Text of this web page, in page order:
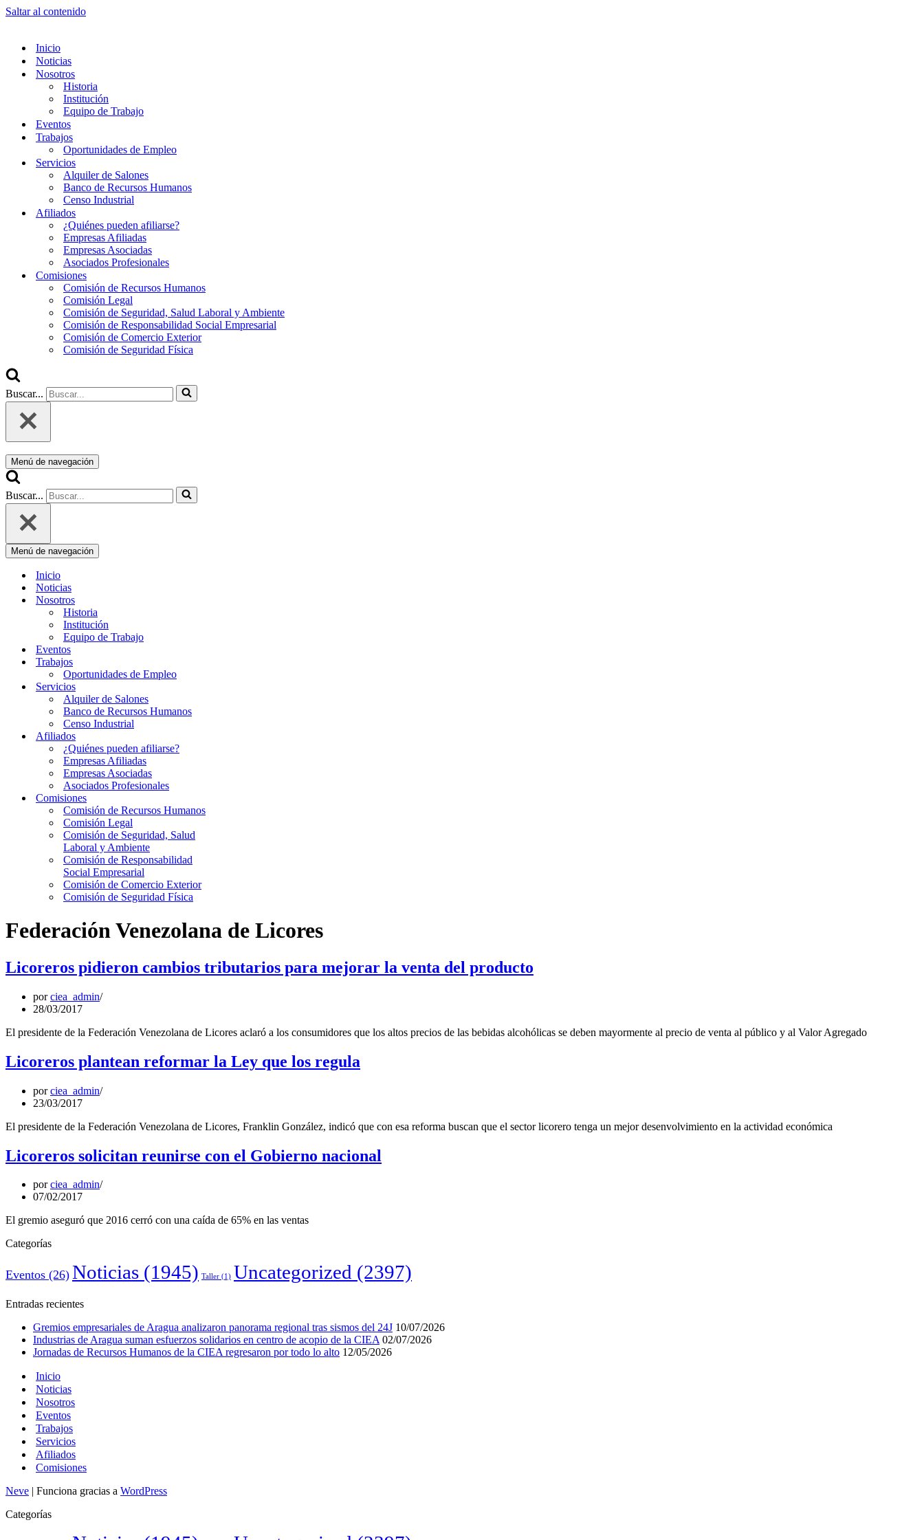
Saltar al contenido
Inicio
Noticias
Nosotros
Historia
Institución
Equipo de Trabajo
Eventos
Trabajos
Oportunidades de Empleo
Servicios
Alquiler de Salones
Banco de Recursos Humanos
Censo Industrial
Afiliados
¿Quiénes pueden afiliarse?
Empresas Afiliadas
Empresas Asociadas
Asociados Profesionales
Comisiones
Comisión de Recursos Humanos
Comisión Legal
Comisión de Seguridad, Salud Laboral y Ambiente
Comisión de Responsabilidad Social Empresarial
Comisión de Comercio Exterior
Comisión de Seguridad Física
Buscar...
Menú de navegación
Buscar...
Menú de navegación
Inicio
Noticias
Nosotros
Historia
Institución
Equipo de Trabajo
Eventos
Trabajos
Oportunidades de Empleo
Servicios
Alquiler de Salones
Banco de Recursos Humanos
Censo Industrial
Afiliados
¿Quiénes pueden afiliarse?
Empresas Afiliadas
Empresas Asociadas
Asociados Profesionales
Comisiones
Comisión de Recursos Humanos
Comisión Legal
Comisión de Seguridad, Salud
Laboral y Ambiente
Comisión de Responsabilidad
Social Empresarial
Comisión de Comercio Exterior
Comisión de Seguridad Física
Federación Venezolana de Licores
Licoreros pidieron cambios tributarios para mejorar la venta del producto
porciea_admin
28/03/2017
El presidente de la Federación Venezolana de Licores aclaró a los consumidores que los altos precios de las bebidas alcohólicas se deben mayormente al precio de venta al público y al Valor Agregado
Licoreros plantean reformar la Ley que los regula
porciea_admin
23/03/2017
El presidente de la Federación Venezolana de Licores, Franklin González, indicó que con esa reforma buscan que el sector licorero tenga un mejor desenvolvimiento en la actividad económica
Licoreros solicitan reunirse con el Gobierno nacional
porciea_admin
07/02/2017
El gremio aseguró que 2016 cerró con una caída de 65% en las ventas
Categorías
Eventos (26) Noticias (1945) Taller (1) Uncategorized (2397)
Entradas recientes
Gremios empresariales de Aragua analizaron panorama regional tras sismos del 24J 10/07/2026
Industrias de Aragua suman esfuerzos solidarios en centro de acopio de la CIEA 02/07/2026
Jornadas de Recursos Humanos de la CIEA regresaron por todo lo alto 12/05/2026
Inicio
Noticias
Nosotros
Eventos
Trabajos
Servicios
Afiliados
Comisiones
Neve | Funciona gracias a WordPress
Categorías